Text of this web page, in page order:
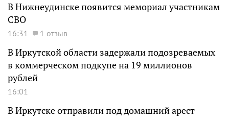
В Нижнеудинске появится мемориал участникам
СВО
16:31 1 отзыв
В Иркутской области задержали подозреваемых
в коммерческом подкупе на 19 миллионов
рублей
16:01
В Иркутске отправили под домашний арест